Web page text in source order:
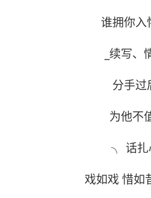
谁拥你入
_续写、
分手过
为他不
╮ 话扎
戏如戏 惜